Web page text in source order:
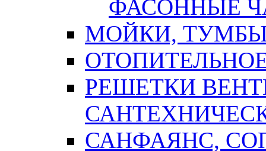
ФАСОННЫЕ
МОЙКИ,
РЕШЕТКИ
САНФАЯНС,